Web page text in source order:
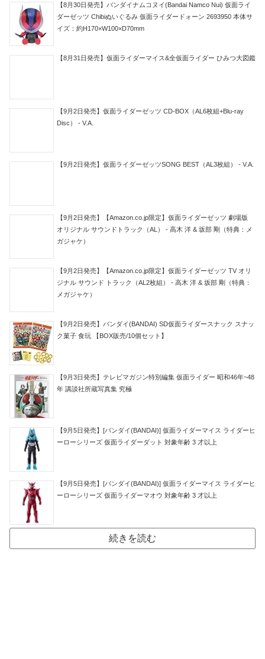
【8月30日発売】バンダイナムコヌイ(Bandai Namco Nui) 仮面ライ
ダーゼッツ Chibiぬいぐるみ 仮面ライダードォーン 2693950 本体サ
イズ：約H170×W100×D70mm
【8月31日発売】仮面ライダーマイス&全仮面ライダー ひみつ大図鑑
【9月2日発売】仮面ライダーゼッツ CD-BOX（AL6枚組+Blu-ray
Disc） - V.A.
【9月2日発売】仮面ライダーゼッツSONG BEST（AL3枚組） - V.A.
【9月2日発売】【Amazon.co.jp限定】仮面ライダーゼッツ 劇場版
オリジナル サウンドトラック（AL） - 高木 洋 & 坂部 剛（特典：メ
ガジャケ）
【9月2日発売】【Amazon.co.jp限定】仮面ライダーゼッツ TV オリ
ジナル サウンド トラック（AL2枚組） - 高木 洋 & 坂部 剛（特典：
メガジャケ）
【9月2日発売】バンダイ(BANDAI) SD仮面ライダースナック スナッ
ク菓子 食玩 【BOX販売/10個セット】
【9月3日発売】テレビマガジン特別編集 仮面ライダー 昭和46年~48
年 講談社所蔵写真集 究極
【9月5日発売】[バンダイ(BANDAI)] 仮面ライダーマイス ライダーヒ
ーローシリーズ 仮面ライダーダット 対象年齢 3 才以上
【9月5日発売】[バンダイ(BANDAI)] 仮面ライダーマイス ライダーヒ
ーローシリーズ 仮面ライダーマオウ 対象年齢 3 才以上
続きを読む